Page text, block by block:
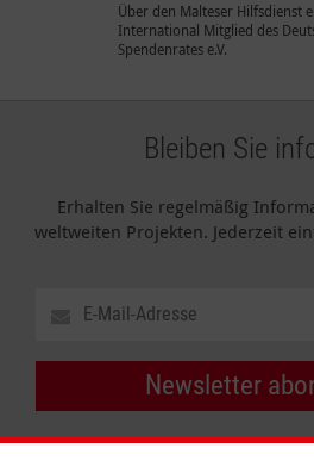
Über den Malteser Hilfsdienst
International Mitglied des
Spendenrates e.V.
Bleiben Sie
Erhalten Sie regelmäßig
weltweiten Projekten. Jederzeit
Newsletter